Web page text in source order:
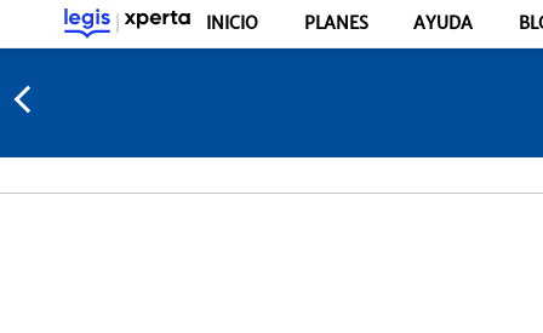
INICIO PLANES AYUDA